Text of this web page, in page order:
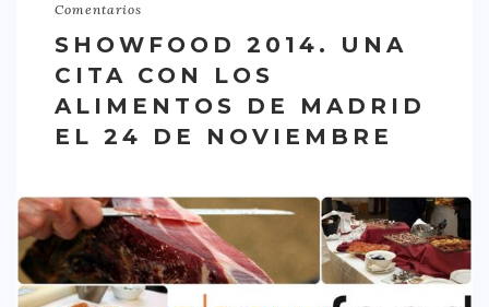
OTROS
TIPO DE COMIDA
ASIÁTICA
CARNES
CREATIVA
Comentarios
SHOWFOOD 2014. UNA
CITA CON LOS
ALIMENTOS DE MADRID
EL 24 DE NOVIEMBRE